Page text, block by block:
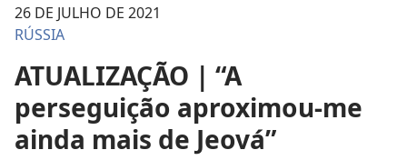
26 DE JULHO DE 2021
RÚSSIA
ATUALIZAÇÃO | “A
perseguição aproximou-me
ainda mais de Jeová”